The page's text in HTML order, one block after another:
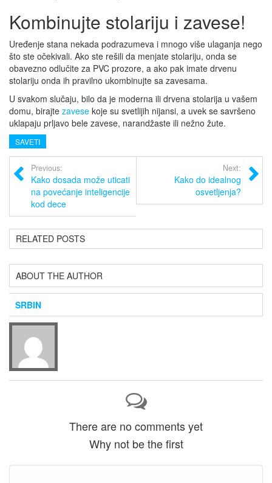
Kombinujte stolariju i zavese!
Uređenje stana nekada podrazumeva i mnogo više ulaganja nego
što ste očekivali. Ako ste rešili da menjate stolariju, onda se
obavezno odlučite za PVC prozore, a ako pak imate drvenu
stolariju onda ih pravilno ukombinujte sa zavesama.
U svakom slučaju, bilo da je moderna ili drvena stolarija u vašem
domu, birajte zavese koje su svetlijih nijansi, a uvek se savršeno
uklapaju prljavo bele zavese, narandžaste ili nežno žute.
SAVETI
Previous:
Kako dosada može uticati
na povećanje inteligencije
kod dece
Next:
Kako do idealnog
osvetljenja?
RELATED POSTS
ABOUT THE AUTHOR
SRBIN
There are no comments yet
Why not be the first